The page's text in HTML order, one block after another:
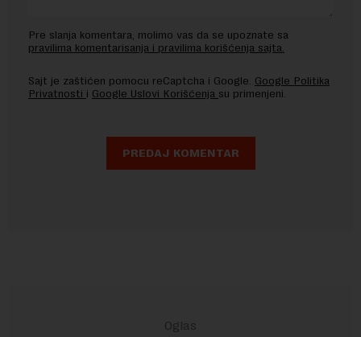
Pre slanja komentara, molimo vas da se upoznate sa
pravilima komentarisanja i pravilima korišćenja sajta.
Sajt je zaštićen pomocu reCaptcha i Google. Google Politika
Privatnosti i Google Uslovi Korišćenja su primenjeni.